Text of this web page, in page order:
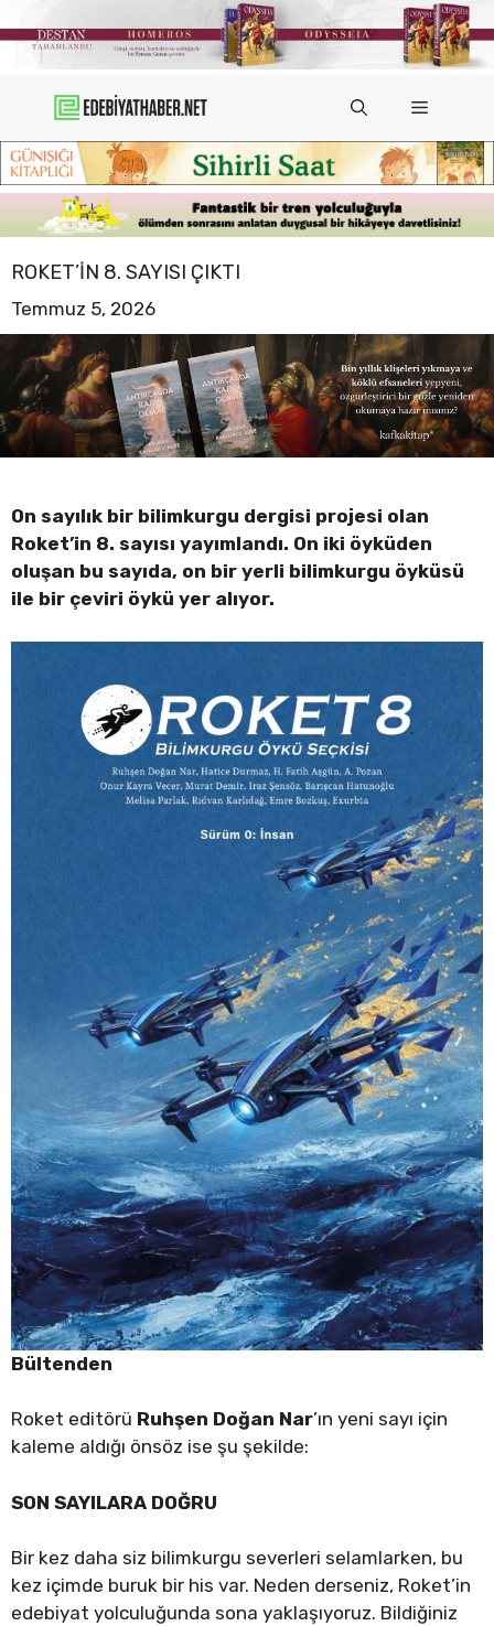
atla
Menü
ROKET’IN 8. SAYISI ÇIKTI
Temmuz 5, 2026
On sayılık bir bilimkurgu dergisi projesi olan
Roket’in 8. sayısı yayımlandı. On iki öyküden
oluşan bu sayıda, on bir yerli bilimkurgu öyküsü
ile bir çeviri öykü yer alıyor.
Bültenden
Roket editörü Ruhşen Doğan Nar’ın yeni sayı için
kaleme aldığı önsöz ise şu şekilde:
SON SAYILARA DOĞRU
Bir kez daha siz bilimkurgu severleri selamlarken, bu
kez içimde buruk bir his var. Neden derseniz, Roket’in
edebiyat yolculuğunda sona yaklaşıyoruz. Bildiğiniz